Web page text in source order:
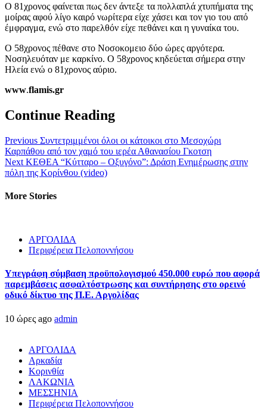
Ο 81χρονος φαίνεται πως δεν άντεξε τα πολλαπλά χτυπήματα της
μοίρας αφού λίγο καιρό νωρίτερα είχε χάσει και τον γιο του από
έμφραγμα, ενώ στο παρελθόν είχε πεθάνει και η γυναίκα του.
O 58χρονος πέθανε στο Νοσοκομειο δύο ώρες αργότερα.
Νοσηλευόταν με καρκίνο. Ο 58χρονος κηδεύεται σήμερα στην
Ηλεία ενώ ο 81χρονος αύριο.
www.flamis.gr
Continue Reading
Previous Συντετριμμένοι όλοι οι κάτοικοι στο Μεσοχώρι
Καρπάθου από τον χαμό του ιερέα Αθανασίου Γκοτση
Next ΚΕΘΕΑ “Κύτταρο – Οξυγόνο”: Δράση Ενημέρωσης στην
πόλη της Κορίνθου (video)
More Stories
ΑΡΓΟΛΙΔΑ
Περιφέρεια Πελοποννήσου
Υπεγράφη σύμβαση προϋπολογισμού 450.000 ευρώ που αφορά
παρεμβάσεις ασφαλτόστρωσης και συντήρησης στο ορεινό
οδικό δίκτυο της Π.Ε. Αργολίδας
10 ώρες ago admin
ΑΡΓΟΛΙΔΑ
Αρκαδία
Κορινθία
ΛΑΚΩΝΙΑ
ΜΕΣΣΗΝΙΑ
Περιφέρεια Πελοποννήσου